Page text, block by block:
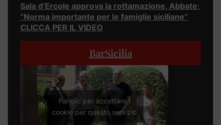
Sala d’Ercole approva la rottamazione, Abbate:
“Norma importante per le famiglie siciliane”
CLICCA PER IL VIDEO
BarSicilia
Fai clic per accettare i
cookie per questo servizio